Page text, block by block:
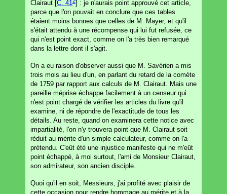
Clairaut [C. 41 ] : je n'aurais point approuvé cet article,
parce que l'on pouvait en conclure que ces tables
étaient moins bonnes que celles de M. Mayer, et qu'il
s'était attendu à une récompense qui lui fut refusée, ce
qui n'est point exact, comme on l'a très bien remarqué
dans la lettre dont il s'agit.
On a eu raison d'observer aussi que M. Savérien a mis
trois mois au lieu d'un, en parlant du retard de la comète
de 1759 par rapport aux calculs de M. Clairaut. Mais une
pareille méprise échappe facilement à un censeur qui
n'est point chargé de vérifier les articles du livre qu'il
examine, ni de répondre de l'exactitude de tous les
détails. Au reste, quand on examinera cette notice avec
impartialité, l'on n'y trouvera point que M. Clairaut soit
réduit au mérite d'un simple calculateur, comme on l'a
prétendu. C'eût été une injustice manifeste qui ne m'eût
point échappé, à moi surtout, l'ami de Monsieur Clairaut,
son admirateur, son ancien disciple.
Quoi qu'il en soit, Messieurs, j'ai profité avec plaisir de
cette occasion pour rendre hommage au mérite et à la